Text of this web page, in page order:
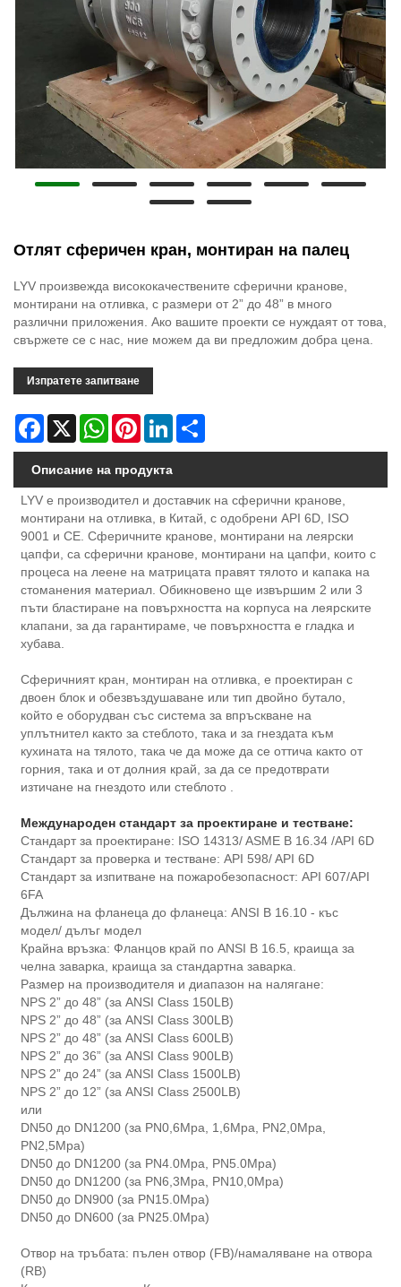
Отлят сферичен кран, монтиран на палец
LYV произвежда висококачествените сферични кранове,
монтирани на отливка, с размери от 2” до 48” в много
различни приложения. Ако вашите проекти се нуждаят от това,
свържете се с нас, ние можем да ви предложим добра цена.
Изпратете запитване
Facebook
X WhatsAppPinterestLinkedIn
Описание на продукта
LYV е производител и доставчик на сферични кранове,
монтирани на отливка, в Китай, с одобрени API 6D, ISO
9001 и CE. Сферичните кранове, монтирани на леярски
цапфи, са сферични кранове, монтирани на цапфи, които с
процеса на леене на матрицата правят тялото и капака на
стоманения материал. Обикновено ще извършим 2 или 3
пъти бластиране на повърхността на корпуса на леярските
клапани, за да гарантираме, че повърхността е гладка и
хубава.
Сферичният кран, монтиран на отливка, е проектиран с
двоен блок и обезвъздушаване или тип двойно бутало,
който е оборудван със система за впръскване на
уплътнител както за стеблото, така и за гнездата към
кухината на тялото, така че да може да се оттича както от
горния, така и от долния край, за да се предотврати
изтичане на гнездото или стеблото .
Международен стандарт за проектиране и тестване:
Стандарт за проектиране: ISO 14313/ ASME B 16.34 /API 6D
Стандарт за проверка и тестване: API 598/ API 6D
Стандарт за изпитване на пожаробезопасност: API 607/API
6FA
Дължина на фланеца до фланеца: ANSI B 16.10 - къс
модел/ дълъг модел
Крайна връзка: Фланцов край по ANSI B 16.5, краища за
челна заварка, краища за стандартна заварка.
Размер на производителя и диапазон на налягане:
NPS 2” до 48” (за ANSI Class 150LB)
NPS 2” до 48” (за ANSI Class 300LB)
NPS 2” до 48” (за ANSI Class 600LB)
NPS 2” до 36” (за ANSI Class 900LB)
NPS 2” до 24” (за ANSI Class 1500LB)
NPS 2” до 12” (за ANSI Class 2500LB)
или
DN50 до DN1200 (за PN0,6Mpa, 1,6Mpa, PN2,0Mpa,
PN2,5Mpa)
DN50 до DN1200 (за PN4.0Mpa, PN5.0Mpa)
DN50 до DN1200 (за PN6,3Mpa, PN10,0Mpa)
DN50 до DN900 (за PN15.0Mpa)
DN50 до DN600 (за PN25.0Mpa)
Отвор на тръбата: пълен отвор (FB)/намаляване на отвора
(RB)